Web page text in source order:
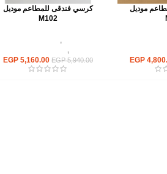
موديل
EGP
كرسي فندقى للمطاعم موديل
M102
كراسى,
وكافيهات,
EGP5,940.00
EGP 5,160.00